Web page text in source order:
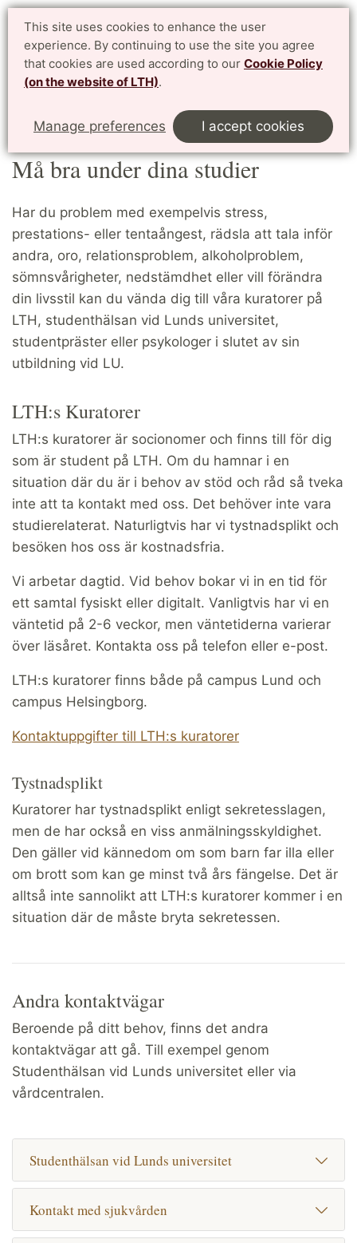
This site uses cookies to enhance the user
experience. By continuing to use the site you agree
that cookies are used according to our Cookie Policy
(on the website of LTH).
Manage preferences I accept cookies
Student website LTH
for current students at LTH, Faculty of Engineering Svenska
Start Stöd och Service Må bra under dina studier
Må bra under dina studier
Har du problem med exempelvis stress,
prestations- eller tentaångest, rädsla att tala inför
andra, oro, relationsproblem, alkoholproblem,
sömnsvårigheter, nedstämdhet eller vill förändra
din livsstil kan du vända dig till våra kuratorer på
LTH, studenthälsan vid Lunds universitet,
studentpräster eller psykologer i slutet av sin
utbildning vid LU.
LTH:s Kuratorer
LTH:s kuratorer är socionomer och finns till för dig
som är student på LTH. Om du hamnar i en
situation där du är i behov av stöd och råd så tveka
inte att ta kontakt med oss. Det behöver inte vara
studierelaterat. Naturligtvis har vi tystnadsplikt och
besöken hos oss är kostnadsfria.
Vi arbetar dagtid. Vid behov bokar vi in en tid för
ett samtal fysiskt eller digitalt. Vanligtvis har vi en
väntetid på 2-6 veckor, men väntetiderna varierar
över läsåret. Kontakta oss på telefon eller e-post.
LTH:s kuratorer finns både på campus Lund och
campus Helsingborg.
Kontaktuppgifter till LTH:s kuratorer
Tystnadsplikt
Kuratorer har tystnadsplikt enligt sekretesslagen,
men de har också en viss anmälningsskyldighet.
Den gäller vid kännedom om som barn far illa eller
om brott som kan ge minst två års fängelse. Det är
alltså inte sannolikt att LTH:s kuratorer kommer i en
situation där de måste bryta sekretessen.
Andra kontaktvägar
Beroende på ditt behov, finns det andra
kontaktvägar att gå. Till exempel genom
Studenthälsan vid Lunds universitet eller via
vårdcentralen.
Studenthälsan vid Lunds universitet
Kontakt med sjukvården